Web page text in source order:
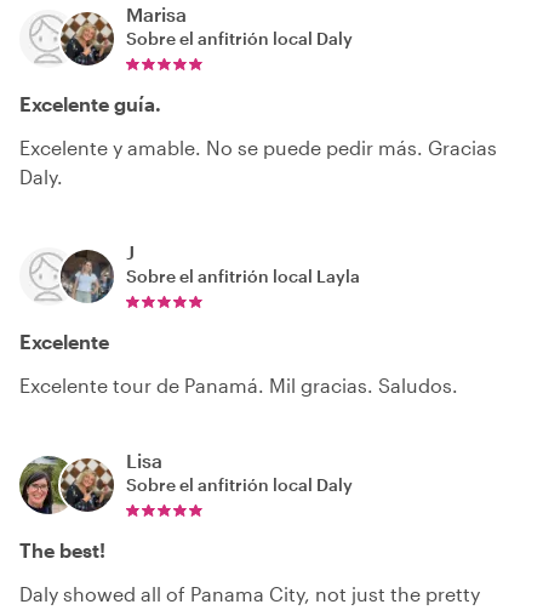
Marisa
Sobre el anfitrión local Daly
Excelente guía.
Excelente y amable. No se puede pedir más. Gracias
Daly.
J
Sobre el anfitrión local Layla
Excelente
Excelente tour de Panamá. Mil gracias. Saludos.
Lisa
Sobre el anfitrión local Daly
The best!
Daly showed all of Panama City, not just the pretty